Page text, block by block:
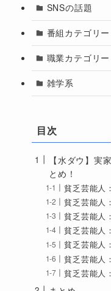
SNSの話題
番組カテゴリー
職業カテゴリー
雑学系
目次
【水ダウ】実
とめ！
貧乏芸能人
貧乏芸能人
貧乏芸能人
貧乏芸能人
貧乏芸能人
貧乏芸能人
貧乏芸能人